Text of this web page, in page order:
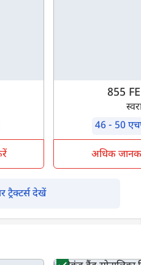
855
46 - 50
अधिक
ट्रैक्टर्स देखें